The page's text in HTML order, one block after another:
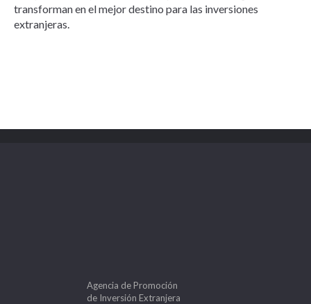
transforman en el mejor destino para las inversiones
extranjeras.
Agencia de Promoción
de Inversión Extranjera